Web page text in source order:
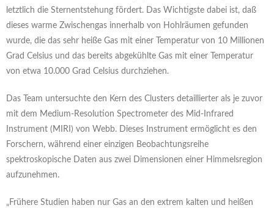
letztlich die Sternentstehung fördert. Das Wichtigste dabei ist, daß
dieses warme Zwischengas innerhalb von Hohlräumen gefunden
wurde, die das sehr heiße Gas mit einer Temperatur von 10 Millionen
Grad Celsius und das bereits abgekühlte Gas mit einer Temperatur
von etwa 10.000 Grad Celsius durchziehen.
Das Team untersuchte den Kern des Clusters detaillierter als je zuvor
mit dem Medium-Resolution Spectrometer des Mid-Infrared
Instrument (MIRI) von Webb. Dieses Instrument ermöglicht es den
Forschern, während einer einzigen Beobachtungsreihe
spektroskopische Daten aus zwei Dimensionen einer Himmelsregion
aufzunehmen.
„Frühere Studien haben nur Gas an den extrem kalten und heißen